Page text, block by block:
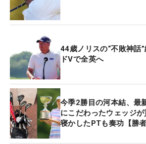
44歳ノリスの“不敗神
ドVで全英へ
今季2勝目の河本結、最
にこだわったウェッジ
寝かしたPTも奏功【勝者